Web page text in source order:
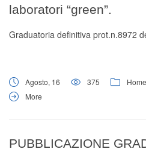
laboratori “green”.
Graduatoria definitiva prot.n.8972
Agosto, 16 375
More
PUBBLICAZIONE